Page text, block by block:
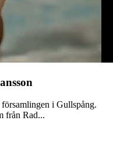
i Gullspång.
från Rad...